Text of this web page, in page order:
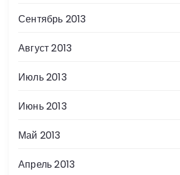
Сентябрь 2013
Август 2013
Июль 2013
Июнь 2013
Май 2013
Апрель 2013